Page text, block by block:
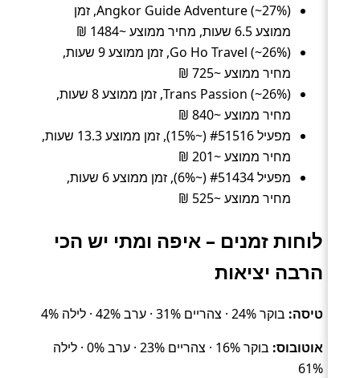
Angkor Guide Adventure (~27%), זמן
ממוצע 6.5 שעות, מחיר ממוצע ~1484 ₪
Go Ho Travel (~26%), זמן ממוצע 9 שעות,
מחיר ממוצע ~725 ₪
Trans Passion (~26%), זמן ממוצע 8 שעות,
מחיר ממוצע ~840 ₪
מפעיל #51516 (~15%), זמן ממוצע 13.3 שעות,
מחיר ממוצע ~201 ₪
מפעיל #51434 (~6%), זמן ממוצע 6 שעות,
מחיר ממוצע ~525 ₪
לוחות זמנים – איפה ומתי יש הכי
הרבה יציאות
טיסה: בוקר 24% · צהריים 31% · ערב 42% · לילה 4%
אוטובוס:
בוקר 16% · צהריים 23% · ערב 0% · לילה
61%